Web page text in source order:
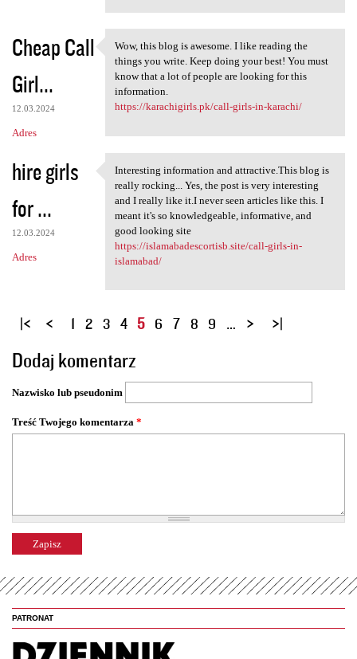
Cheap Call
Girl...
12.03.2024
Adres
Wow, this blog is awesome. I
Wow, this blog is awesome. I like reading the
things you write. Keep doing your best! You must
know that a lot of people are looking for this
information.
https://karachigirls.pk/call-girls-in-karachi/
hire girls
for ...
12.03.2024
Adres
Interesting information and
Interesting information and attractive.This blog is
really rocking... Yes, the post is very interesting
and I really like it.I never seen articles like this. I
meant it's so knowledgeable, informative, and
good looking site
https://islamabadescortisb.site/call-girls-in-
islamabad/
S
r
o
y
1 2 3 4 5 6 7 8 9 …
Dodaj komentarz
Nazwisko lub pseudonim
Treść Twojego komentarza *
PATRONAT